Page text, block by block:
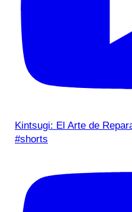
Kintsugi: El Arte de
#shorts